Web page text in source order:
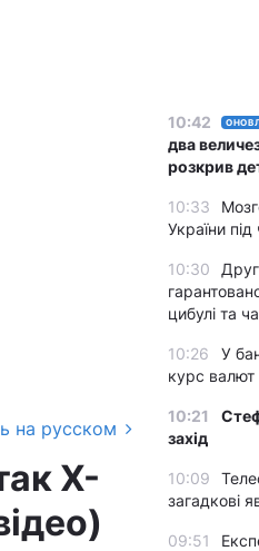
на русском
X-
10:42
два
розкрив
10:33
України під
10:30
цибулі та
10:26
У
курс
10:21
захід
10:09
загадкові
09:51